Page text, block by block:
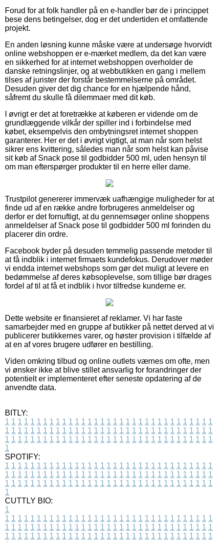
Forud for at folk handler på en e-handler bør de i princippet
bese dens betingelser, dog er det undertiden et omfattende
projekt.
En anden løsning kunne måske være at undersøge hvorvidt
online webshoppen er e-mærket medlem, da det kan være
en sikkerhed for at internet webshoppen overholder de
danske retningslinjer, og at webbutikken en gang i mellem
tilses af jurister der forstår bestemmelserne på området.
Desuden giver det dig chance for en hjælpende hånd,
såfremt du skulle få dilemmaer med dit køb.
I øvrigt er det at foretrække at køberen er vidende om de
grundlæggende vilkår der spiller ind i forbindelse med
købet, eksempelvis den ombytningsret internet shoppen
garanterer. Her er det i øvrigt vigtigt, at man når som helst
sikrer ens kvittering, således man når som helst kan påvise
sit køb af Snack pose til godbidder 500 ml, uden hensyn til
om man efterspørger produkter til en herre eller dame.
Trustpilot genererer immervæk uafhængige muligheder for at
finde ud af en række andre forbrugeres anmeldelser og
derfor er det fornuftigt, at du gennemsøger online shoppens
anmeldelser af Snack pose til godbidder 500 ml forinden du
placerer din ordre.
Facebook byder på desuden temmelig passende metoder til
at få indblik i internet firmaets kundefokus. Derudover møder
vi endda internet webshops som gør det muligt at levere en
bedømmelse af deres købsoplevelse, som tillige bør drages
fordel af til at få et indblik i hvor tilfredse kunderne er.
Dette website er finansieret af reklamer. Vi har faste
samarbejder med en gruppe af butikker på nettet derved at vi
publicerer butikkernes varer, og høster provision i tilfælde af
at en af vores brugere udfører en bestilling.
Viden omkring tilbud og online outlets værnes om ofte, men
vi ønsker ikke at blive stillet ansvarlig for forandringer der
potentielt er implementeret efter seneste opdatering af de
anvendte data.
BITLY:
1 1 1 1 1 1 1 1 1 1 1 1 1 1 1 1 1 1 1 1 1 1 1 1 1 1 1 1 1 1 1 1 1
1 1 1 1 1 1 1 1 1 1 1 1 1 1 1 1 1 1 1 1 1 1 1 1 1 1 1 1 1 1 1 1 1
1 1 1 1 1 1 1 1 1 1 1 1 1 1 1 1 1 1 1 1 1 1 1 1 1 1 1 1 1 1 1 1 1
1
SPOTIFY:
1 1 1 1 1 1 1 1 1 1 1 1 1 1 1 1 1 1 1 1 1 1 1 1 1 1 1 1 1 1 1 1 1
1 1 1 1 1 1 1 1 1 1 1 1 1 1 1 1 1 1 1 1 1 1 1 1 1 1 1 1 1 1 1 1 1
1 1 1 1 1 1 1 1 1 1 1 1 1 1 1 1 1 1 1 1 1 1 1 1 1 1 1 1 1 1 1 1 1
1
CUTTLY BIO:
1
1 1 1 1 1 1 1 1 1 1 1 1 1 1 1 1 1 1 1 1 1 1 1 1 1 1 1 1 1 1 1 1 1
1 1 1 1 1 1 1 1 1 1 1 1 1 1 1 1 1 1 1 1 1 1 1 1 1 1 1 1 1 1 1 1 1
1 1 1 1 1 1 1 1 1 1 1 1 1 1 1 1 1 1 1 1 1 1 1 1 1 1 1 1 1 1 1 1 1